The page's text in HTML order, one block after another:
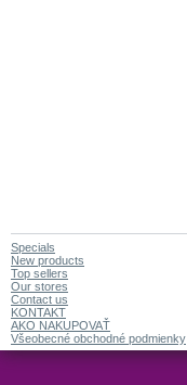
Specials
New products
Top sellers
Our stores
Contact us
KONTAKT
AKO NAKUPOVAŤ
Všeobecné obchodné podmienky